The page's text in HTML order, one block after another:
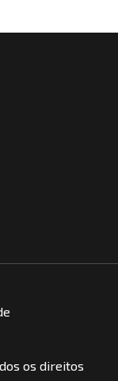
os direitos